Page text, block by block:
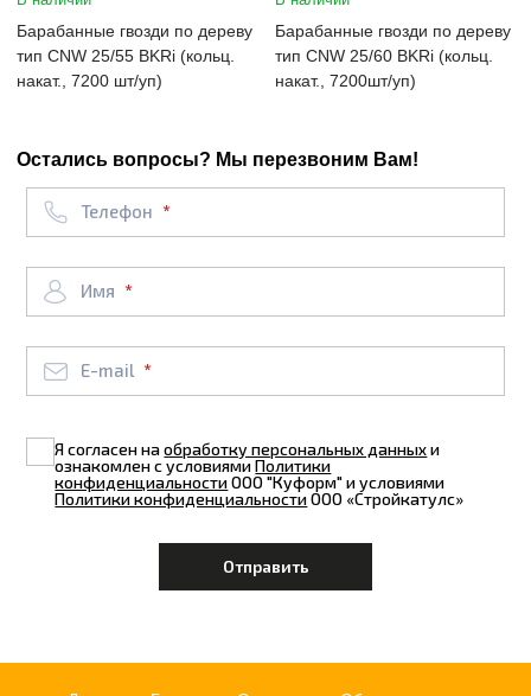
Барабанные гвозди по дереву
тип CNW 25/55 BKRi (кольц.
накат., 7200 шт/уп)
Барабанные гвозди по дереву
тип CNW 25/60 BKRi (кольц.
накат., 7200шт/уп)
Остались вопросы? Мы перезвоним Вам!
Телефон
Имя
E-mail
Я согласен наобработку персональных данныхи
ознакомлен с условиямиПолитики
конфиденциальностиООО "Куформ" и условиями
Политики конфиденциальностиООО «Стройкатулс»